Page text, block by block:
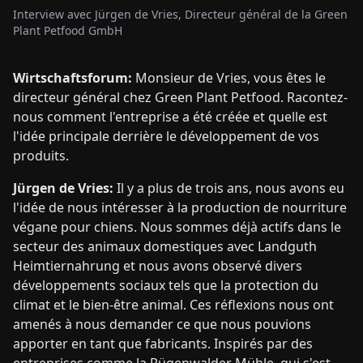
Wirtschaftsforum: Monsieur de Vries, vous êtes le
directeur général chez Green Plant Petfood. Racontez-
nous comment l'entreprise a été créée et quelle est
l'idée principale derrière le développement de vos
produits.
Jürgen de Vries: Il y a plus de trois ans, nous avons eu
l'idée de nous intéresser à la production de nourriture
végane pour chiens. Nous sommes déjà actifs dans le
secteur des animaux domestiques avec Landguth
Heimtiernahrung et nous avons observé divers
développements sociaux tels que la protection du
climat et le bien-être animal. Ces réflexions nous ont
amenés à nous demander ce que nous pouvions
apporter en tant que fabricants. Inspirés par des
Interview avec Jürgen de Vries, Directeur général de la Green
Plant Petfood GmbH